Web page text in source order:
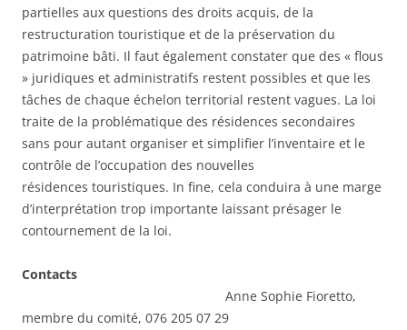
partielles aux questions des droits acquis, de la
restructuration touristique et de la préservation du
patrimoine bâti. Il faut également constater que des « flous
» juridiques et administratifs restent possibles et que les
tâches de chaque échelon territorial restent vagues. La loi
traite de la problématique des résidences secondaires
sans pour autant organiser et simplifier l’inventaire et le
contrôle de l’occupation des nouvelles
résidences touristiques. In fine, cela conduira à une marge
d’interprétation trop importante laissant présager le
contournement de la loi.
Contacts
Anne Sophie Fioretto,
membre du comité, 076 205 07 29